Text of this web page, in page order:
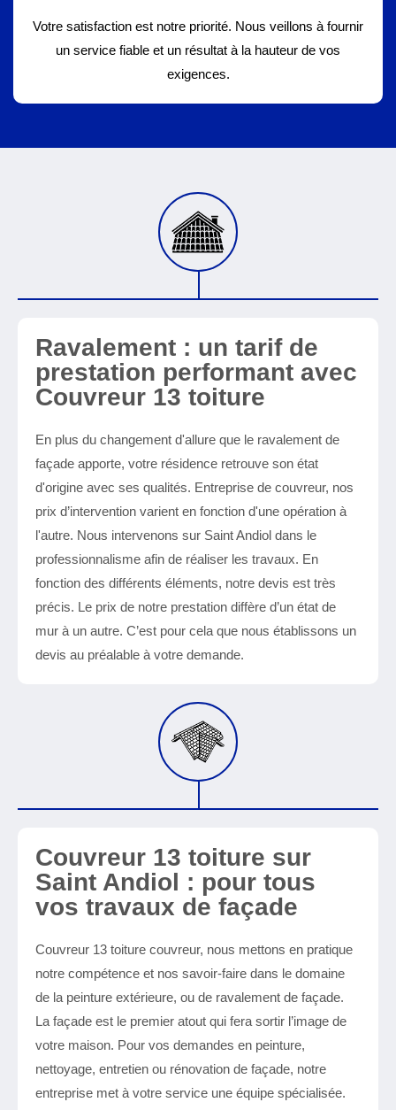
Votre satisfaction est notre priorité. Nous veillons à fournir
un service fiable et un résultat à la hauteur de vos
exigences.
Ravalement : un tarif de
prestation performant avec
Couvreur 13 toiture
En plus du changement d'allure que le ravalement de
façade apporte, votre résidence retrouve son état
d'origine avec ses qualités. Entreprise de couvreur, nos
prix d’intervention varient en fonction d'une opération à
l'autre. Nous intervenons sur Saint Andiol dans le
professionnalisme afin de réaliser les travaux. En
fonction des différents éléments, notre devis est très
précis. Le prix de notre prestation diffère d’un état de
mur à un autre. C’est pour cela que nous établissons un
devis au préalable à votre demande.
Couvreur 13 toiture sur
Saint Andiol : pour tous
vos travaux de façade
Couvreur 13 toiture couvreur, nous mettons en pratique
notre compétence et nos savoir-faire dans le domaine
de la peinture extérieure, ou de ravalement de façade.
La façade est le premier atout qui fera sortir l’image de
votre maison. Pour vos demandes en peinture,
nettoyage, entretien ou rénovation de façade, notre
entreprise met à votre service une équipe spécialisée.